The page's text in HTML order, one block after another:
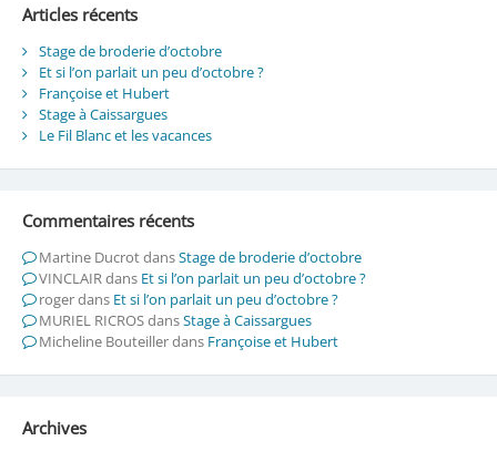
Articles récents
Stage de broderie d’octobre
Et si l’on parlait un peu d’octobre ?
Françoise et Hubert
Stage à Caissargues
Le Fil Blanc et les vacances
Commentaires récents
Martine DucrotdansStage de broderie d’octobre
VINCLAIRdans Et si l’on parlait un peu d’octobre ?
rogerdans Et si l’on parlait un peu d’octobre ?
MURIEL RICROSdansStage à Caissargues
Micheline Bouteillerdans Françoise et Hubert
Archives